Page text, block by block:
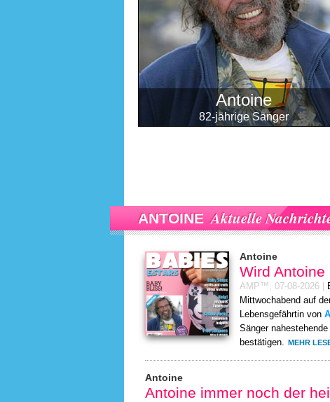
Antoine
82-jährige Sänger
ANTOINE Aktuelle
Antoine
Wird Antoine
AMP™, 07-08-2026
Mittwochabend auf
Lebensgefährtin von
Sänger
bestätigen. MEHR
Antoine
Antoine immer noch der